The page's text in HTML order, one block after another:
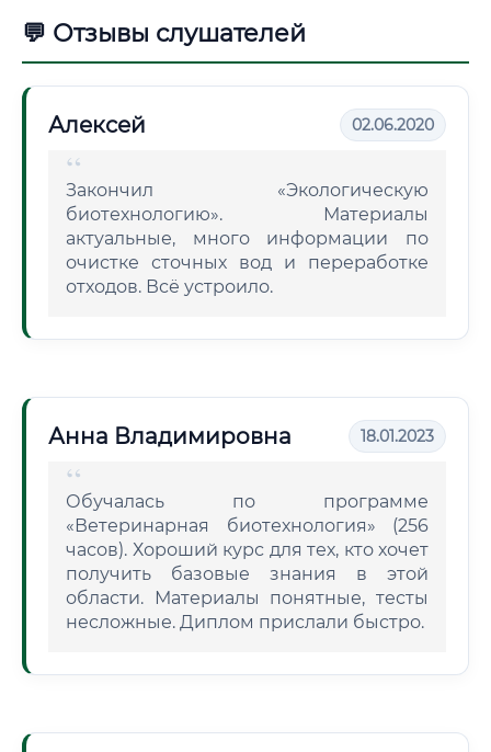
💬 Отзывы слушателей
Алексей 02.06.2020
Закончил «Экологическую
биотехнологию». Материалы
актуальные, много информации по
очистке сточных вод и переработке
отходов. Всё устроило.
Анна Владимировна 18.01.2023
Обучалась по программе
«Ветеринарная биотехнология» (256
часов). Хороший курс для тех, кто хочет
получить базовые знания в этой
области. Материалы понятные, тесты
несложные. Диплом прислали быстро.